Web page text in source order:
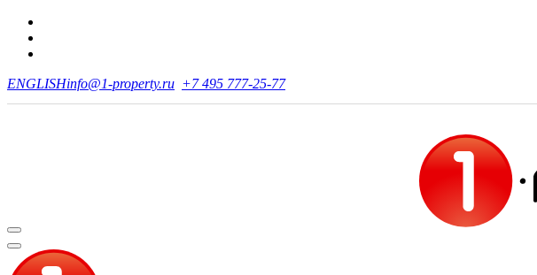
ENGLISHinfo@1-property.ru +7 495 777-25-77